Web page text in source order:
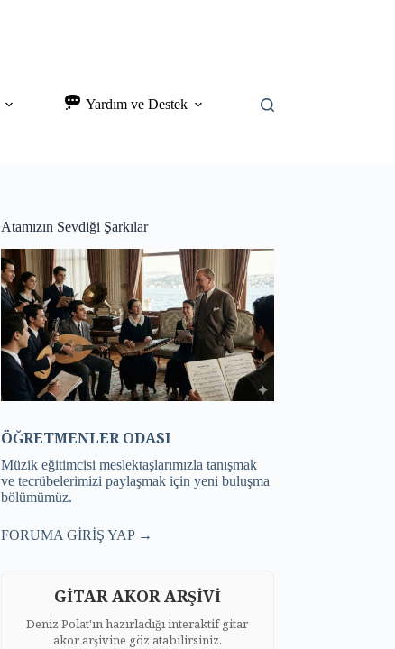
Yardım ve Destek
Atamızın Sevdiği Şarkılar
ÖĞRETMENLER ODASI
Müzik eğitimcisi meslektaşlarımızla tanışmak
ve tecrübelerimizi paylaşmak için yeni buluşma
bölümümüz.
FORUMA GİRİŞ YAP →
GİTAR AKOR ARŞİVİ
Deniz Polat'ın hazırladığı interaktif gitar
akor arşivine göz atabilirsiniz.